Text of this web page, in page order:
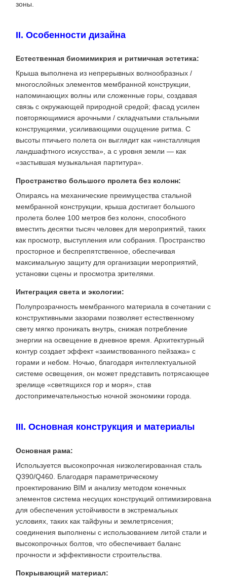
зоны.
II. Особенности дизайна
​Естественная биомимикрия и ритмичная эстетика​:
Крыша выполнена из непрерывных волнообразных /
многослойных элементов мембранной конструкции,
напоминающих волны или сложенные горы, создавая
связь с окружающей природной средой; фасад усилен
повторяющимися арочными / складчатыми стальными
конструкциями, усиливающими ощущение ритма. С
высоты птичьего полета он выглядит как «инсталляция
ландшафтного искусства», а с уровня земли — как
«застывшая музыкальная партитура».
Пространство большого пролета без колонн:
Опираясь на механические преимущества стальной
мембранной конструкции, крыша достигает большого
пролета более 100 метров без колонн, способного
вместить десятки тысяч человек для мероприятий, таких
как просмотр, выступления или собрания. Пространство
просторное и беспрепятственное, обеспечивая
максимальную защиту для организации мероприятий,
установки сцены и просмотра зрителями.
Интеграция света и экологии:
Полупрозрачность мембранного материала в сочетании с
конструктивными зазорами позволяет естественному
свету мягко проникать внутрь, снижая потребление
энергии на освещение в дневное время. Архитектурный
контур создает эффект «заимствованного пейзажа» с
горами и небом. Ночью, благодаря интеллектуальной
системе освещения, он может представить потрясающее
зрелище «светящихся гор и моря», став
достопримечательностью ночной экономики города.
III. Основная конструкция и материалы
​Основная рама​:
Используется высокопрочная низколегированная сталь
Q390/Q460. Благодаря параметрическому
проектированию BIM и анализу методом конечных
элементов система несущих конструкций оптимизирована
для обеспечения устойчивости в экстремальных
условиях, таких как тайфуны и землетрясения;
соединения выполнены с использованием литой стали и
высокопрочных болтов, что обеспечивает баланс
прочности и эффективности строительства.
Покрывающий материал: